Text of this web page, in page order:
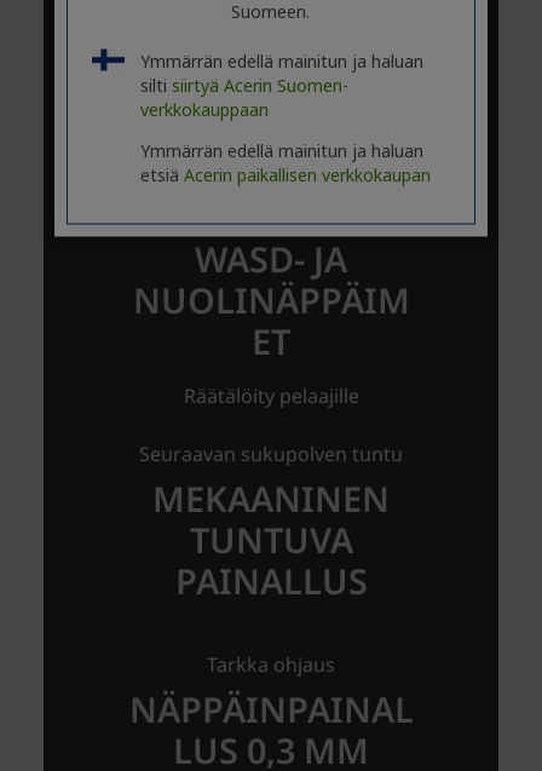
Suomeen.
Ymmärrän edellä mainitun ja haluan
silti siirtyä Acerin Suomen-
verkkokauppaan
Ymmärrän edellä mainitun ja haluan
etsiä Acerin paikallisen verkkokaupan